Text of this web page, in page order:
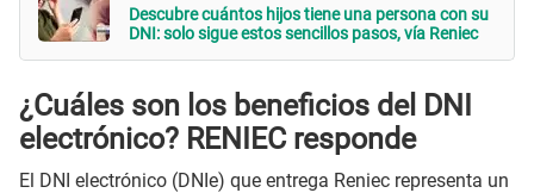
Descubre cuántos hijos tiene una persona con su
DNI: solo sigue estos sencillos pasos, vía Reniec
¿Cuáles son los beneficios del DNI
electrónico? RENIEC responde
El DNI electrónico (DNIe) que entrega Reniec representa un